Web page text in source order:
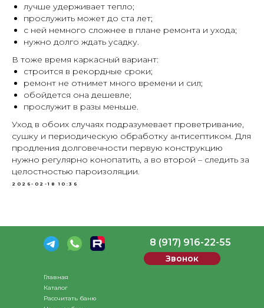
лучше удерживает тепло;
прослужить может до ста лет;
с ней немного сложнее в плане ремонта и ухода;
нужно долго ждать усадку.
В тоже время каркасный вариант:
строится в рекордные сроки;
ремонт не отнимет много времени и сил;
обойдется она дешевле;
прослужит в разы меньше.
Уход в обоих случаях подразумевает проветривание,
сушку и периодическую обработку антисептиком. Для
продления долговечности первую конструкцию
нужно регулярно конопатить, а во второй – следить за
целостностью пароизоляции.
2026-02-18 10:36
Рассчитать баню
Каталог
Главная
Звонок
8 (917) 916-22-55